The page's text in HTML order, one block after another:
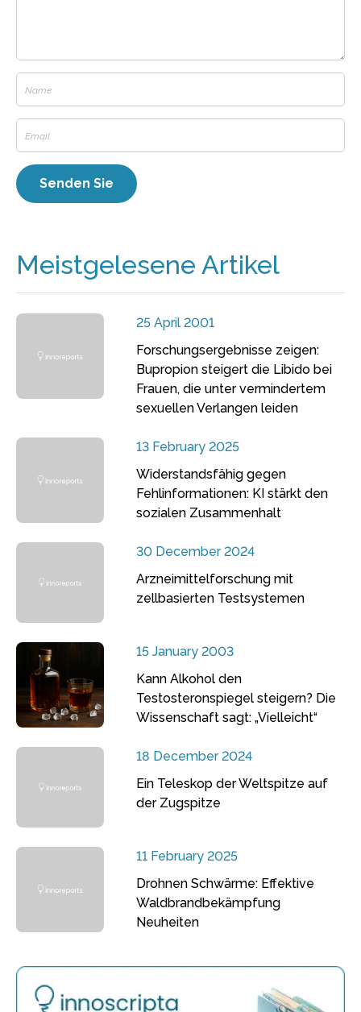
Meistgelesene Artikel
25 April 2001
Forschungsergebnisse zeigen:
Bupropion steigert die Libido bei
Frauen, die unter vermindertem
sexuellen Verlangen leiden
13 February 2025
Widerstandsfähig gegen
Fehlinformationen: KI stärkt den
sozialen Zusammenhalt
30 December 2024
Arzneimittelforschung mit
zellbasierten Testsystemen
15 January 2003
Kann Alkohol den
Testosteronspiegel steigern? Die
Wissenschaft sagt: „Vielleicht“
18 December 2024
Ein Teleskop der Weltspitze auf
der Zugspitze
11 February 2025
Drohnen Schwärme: Effektive
Waldbrandbekämpfung
Neuheiten